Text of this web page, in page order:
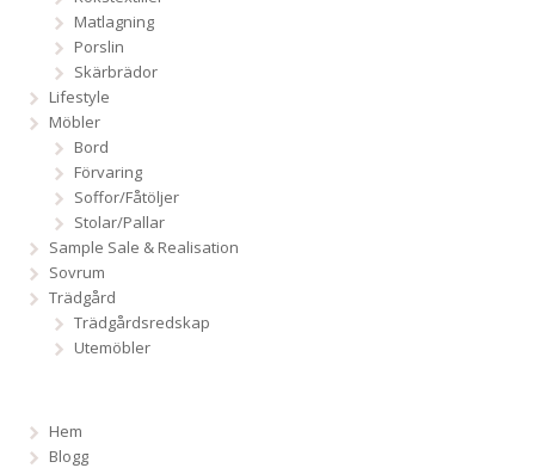
Matlagning
Porslin
Skärbrädor
Lifestyle
Möbler
Bord
Förvaring
Soffor/Fåtöljer
Stolar/Pallar
Sample Sale & Realisation
Sovrum
Trädgård
Trädgårdsredskap
Utemöbler
Hem
Blogg